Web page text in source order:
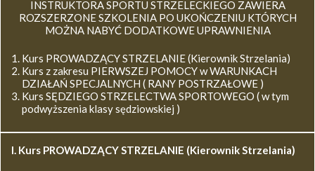
INSTRUKTORA SPORTU STRZELECKIEGO ZAWIERA
ROZSZERZONE SZKOLENIA PO UKOŃCZENIU KTÓRYCH
MOŻNA NABYĆ DODATKOWE UPRAWNIENIA
Kurs PROWADZĄCY STRZELANIE (Kierownik Strzelania)
Kurs z zakresu PIERWSZEJ POMOCY w WARUNKACH
DZIAŁAŃ SPECJALNYCH ( RANY POSTRZAŁOWE )
Kurs SĘDZIEGO STRZELECTWA SPORTOWEGO ( w tym
podwyższenia klasy sędziowskiej )
I. Kurs PROWADZĄCY STRZELANIE (Kierownik Strzelania)